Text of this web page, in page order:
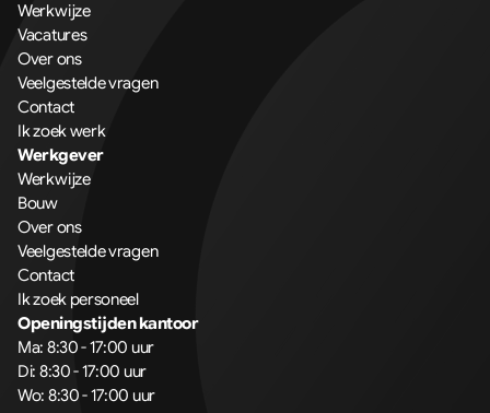
Werkwijze
Vacatures
Over ons
Veelgestelde vragen
Contact
Ik zoek werk
Werkgever
Werkwijze
Bouw
Over ons
Veelgestelde vragen
Contact
Ik zoek personeel
Openingstijden kantoor
Ma: 8:30 - 17:00 uur
Di: 8:30 - 17:00 uur
Wo: 8:30 - 17:00 uur